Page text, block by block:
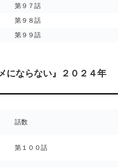
第９７話
第９８話
第９９話
にならない』２０２４年
話数
第１００話